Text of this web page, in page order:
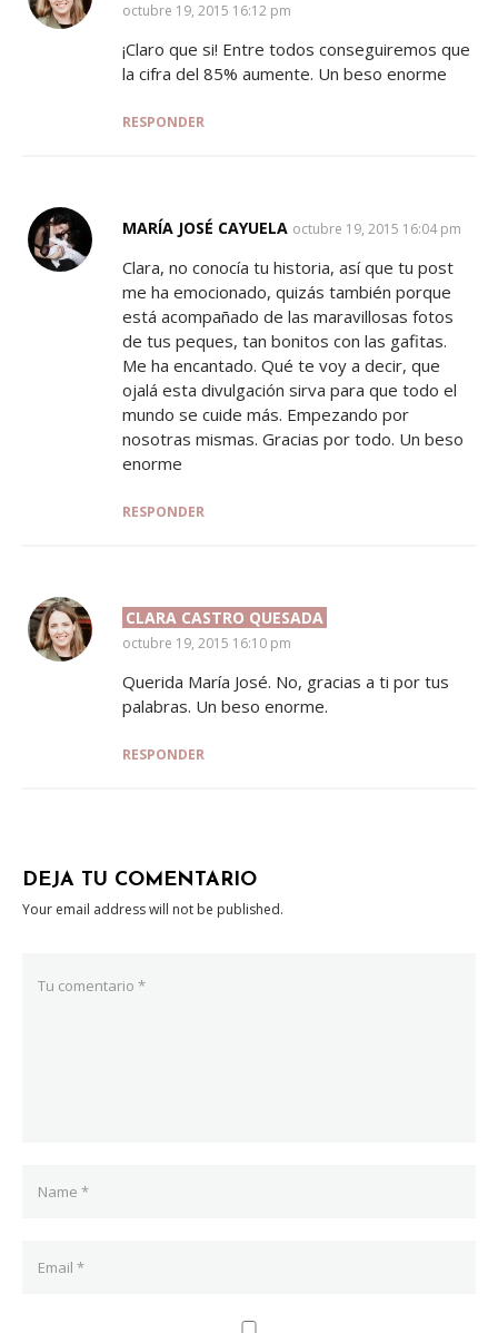
octubre 19, 2015 16:12 pm
¡Claro que si! Entre todos conseguiremos que
la cifra del 85% aumente. Un beso enorme
RESPONDER
MARÍA JOSÉ CAYUELA SAYS:
octubre 19, 2015 16:04 pm
Clara, no conocía tu historia, así que tu post
me ha emocionado, quizás también porque
está acompañado de las maravillosas fotos
de tus peques, tan bonitos con las gafitas.
Me ha encantado. Qué te voy a decir, que
ojalá esta divulgación sirva para que todo el
mundo se cuide más. Empezando por
nosotras mismas. Gracias por todo. Un beso
enorme
RESPONDER
CLARA CASTRO QUESADA
octubre 19, 2015 16:10 pm
Querida María José. No, gracias a ti por tus
palabras. Un beso enorme.
RESPONDER
DEJA TU COMENTARIO
Your email address will not be published.